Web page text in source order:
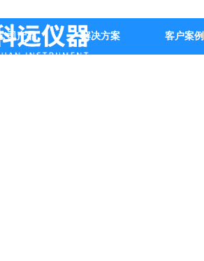
公司产品 解决方案 客户案例